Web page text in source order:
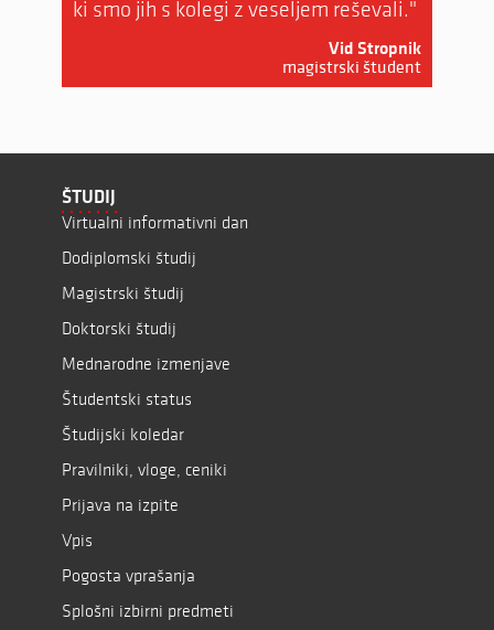
ki smo jih s kolegi z veseljem reševali."
Vid Stropnik
magistrski študent
ŠTUDIJ
Virtualni informativni dan
Dodiplomski študij
Magistrski študij
Doktorski študij
Mednarodne izmenjave
Študentski status
Študijski koledar
Pravilniki, vloge, ceniki
Prijava na izpite
Vpis
Pogosta vprašanja
Splošni izbirni predmeti